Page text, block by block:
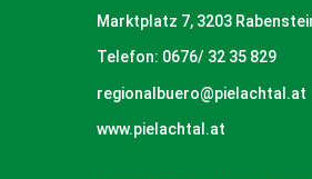
Marktplatz 7, 3203
Telefon: 0676/ 32 35 829
regionalbuero@pielachtal.at
www.pielachtal.at